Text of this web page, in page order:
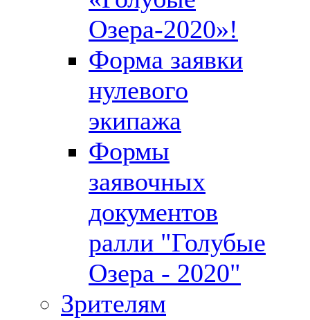
Озера-2020»!
Форма заявки
нулевого
экипажа
Формы
заявочных
документов
ралли "Голубые
Озера - 2020"
Зрителям